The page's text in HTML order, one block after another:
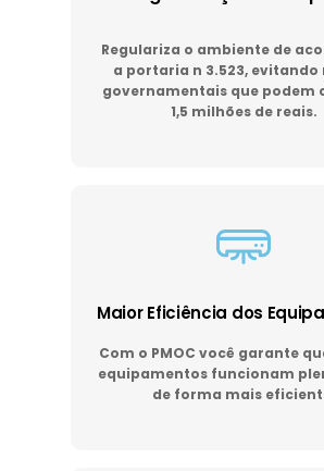
Regulariza o ambiente de
a portaria n 3.523,
governamentais que podem
1,5 milhões de reais.
Maior Eficiência dos
Com o PMOC você garante
equipamentos funcionam
de forma mais